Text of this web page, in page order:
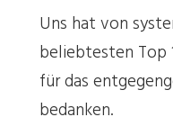
Uns hat von
beliebtesten Top
für das
bedanken.